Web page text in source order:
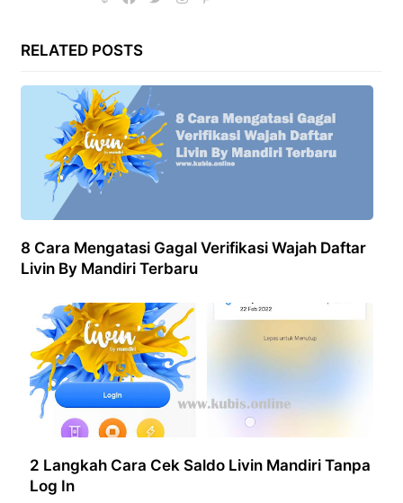
RELATED POSTS
8 Cara Mengatasi Gagal Verifikasi Wajah Daftar
Livin By Mandiri Terbaru
2 Langkah Cara Cek Saldo Livin Mandiri Tanpa
Log In